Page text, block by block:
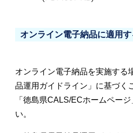
オンライン電子納品に適用
オンライン電子納品を実施する
品運用ガイドライン」に基づく
「徳島県CALS/ECホームペー
い。